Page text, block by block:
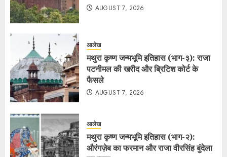
AUGUST 7, 2026
आलेख
मथुरा कृष्ण जन्मभूमि इतिहास (भाग-३): राजा
पटनीमल की खरीद और ब्रिटिश कोर्ट के
फैसले
AUGUST 7, 2026
आलेख
मथुरा कृष्ण जन्मभूमि इतिहास (भाग-२):
औरंगज़ेब का फरमान और राजा वीरसिंह बुंदेला